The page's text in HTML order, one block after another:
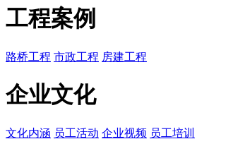
工程案例
路桥工程 市政工程 房建工程
企业文化
文化内涵 员工活动 企业视频 员工培训